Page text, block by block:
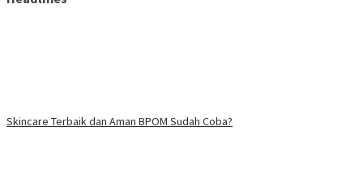
Skincare Terbaik dan Aman BPOM Sudah Coba?